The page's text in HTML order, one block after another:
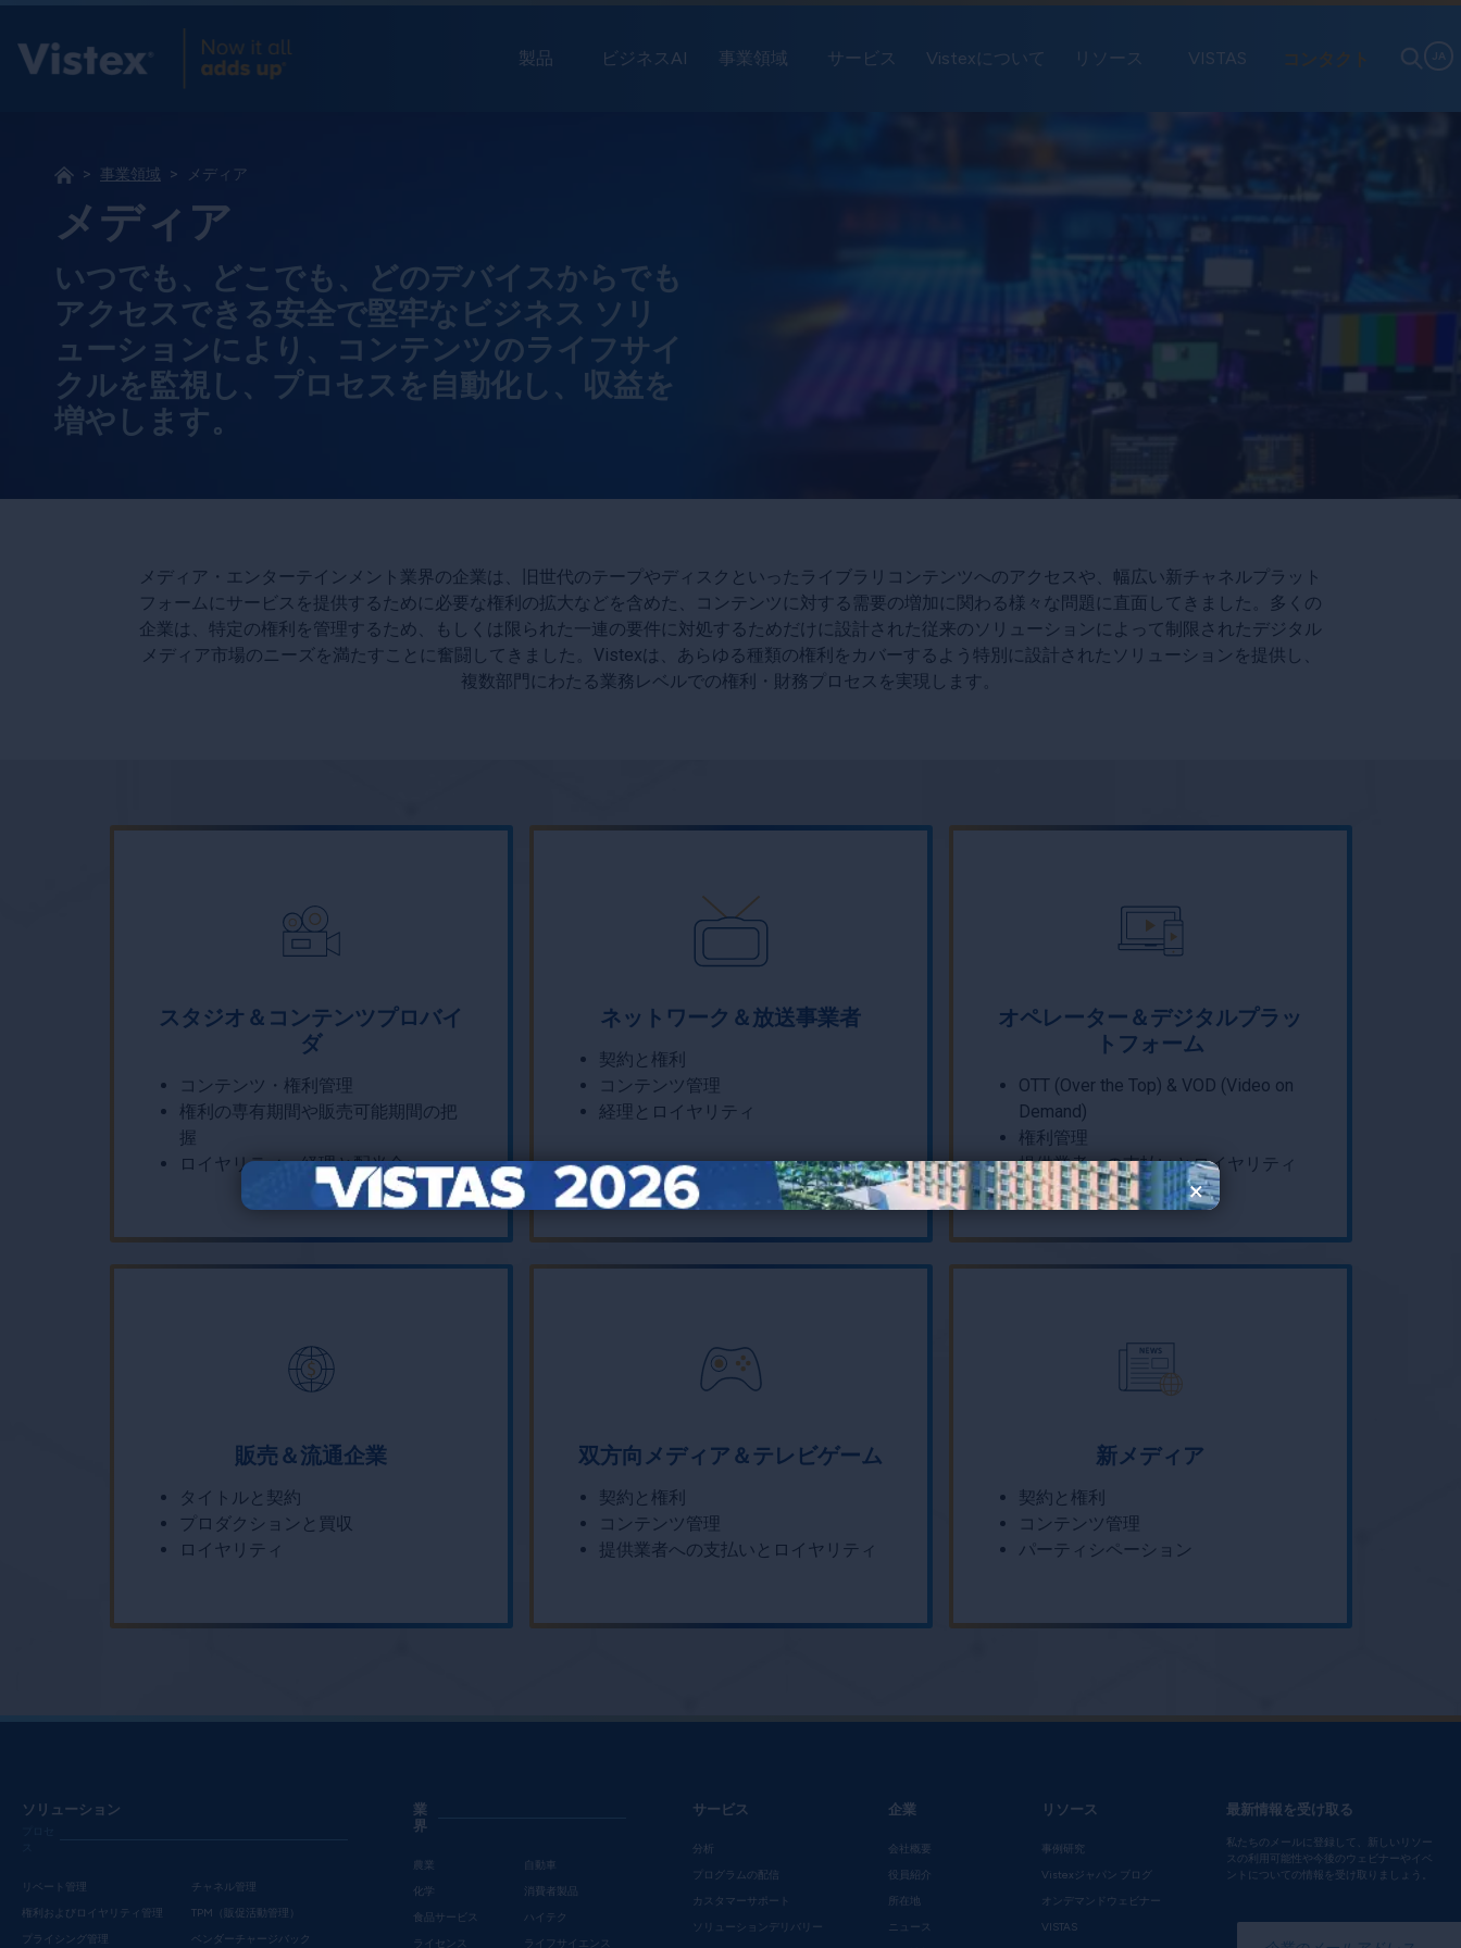
JA
製品 ビジネスAI 事業領域 サービス Vistexについて リソース VISTAS コンタクト
×
事業領域 メディア
メディア
いつでも、どこでも、どのデバイスからでも
アクセスできる安全で堅牢なビジネス ソリ
ューションにより、コンテンツのライフサイ
クルを監視し、プロセスを自動化し、収益を
増やします。
メディア・エンターテインメント業界の企業は、旧世代のテープやディスクといったライブラリコンテンツへのアクセスや、幅広い新チャネルプラット
フォームにサービスを提供するために必要な権利の拡大などを含めた、コンテンツに対する需要の増加に関わる様々な問題に直面してきました。多くの
企業は、特定の権利を管理するため、もしくは限られた一連の要件に対処するためだけに設計された従来のソリューションによって制限されたデジタル
メディア市場のニーズを満たすことに奮闘してきました。Vistexは、あらゆる種類の権利をカバーするよう特別に設計されたソリューションを提供し、
複数部門にわたる業務レベルでの権利・財務プロセスを実現します。
スタジオ＆コンテンツプロバイ
ダ
コンテンツ・権利管理
権利の専有期間や販売可能期間の把
握
ロイヤリティ、経理と配当金
ネットワーク＆放送事業者
契約と権利
コンテンツ管理
経理とロイヤリティ
オペレーター＆デジタルプラッ
トフォーム
OTT (Over the Top) & VOD (Video on
Demand)
権利管理
提供業者への支払いとロイヤリティ
販売＆流通企業
タイトルと契約
プロダクションと買収
ロイヤリティ
双方向メディア＆テレビゲーム
契約と権利
コンテンツ管理
提供業者への支払いとロイヤリティ
新メディア
契約と権利
コンテンツ管理
パーティシペーション
ソリューション
リベート管理
権利およびロイヤリティ管理
プライシング管理
チャネル管理
TPM（販促活動管理）
ベンダーチャージバック
業
界
農業
化学
食品サービス
ライセンス
自動車
消費者製品
ハイテク
ライフサイエンス
サービス
分析
プログラムの配信
カスタマーサポート
ソリューションデリバリー
企業
会社概要
役員紹介
所在地
ニュース
リソース
事例研究
Vistexジャパン ブログ
オンデマンドウェビナー
VISTAS
最新情報を受け取る
私たちのメールに登録して、新しいリソー
スの利用可能性や今後のウェビナーやイベ
ントについての情報を受け取りましょう。